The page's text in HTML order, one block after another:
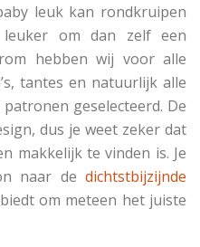
leuk kan rondkruipen
om dan zelf een
hebben wij voor alle
tantes en natuurlijk alle
geselecteerd. De
dus je weet zeker dat
makkelijk te vinden is. Je
naar de dichtstbijzijnde
om meteen het juiste